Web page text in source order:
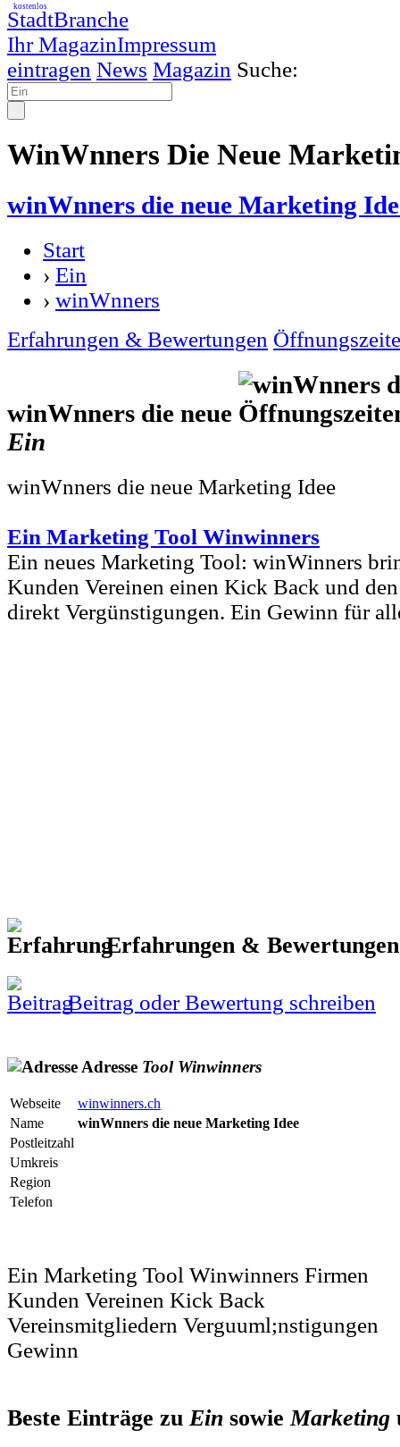
StadtBranche
Ihr MagazinImpressum
kostenlos
eintragen News Magazin Suche:
WinWnners Die Neue
winWnners die neue Marketing
Start
› Ein
› winWnners
Erfahrungen & Bewertungen
winWnners die neue
Ein
winWnners die neue Marketing Idee
Ein Marketing Tool Winwinners
Ein neues Marketing Tool: winWinners
Kunden Vereinen einen Kick Back und
direkt Vergünstigungen. Ein Gewinn für
Erfahrungen &
Beitrag oder Bewertung schreiben
Adresse Tool Winwinners
Webseite
winwinners.ch
Name
winWnners die neue Marketing Idee
Postleitzahl
Umkreis
Region
Telefon
Ein Marketing Tool Winwinners Firmen
Kunden Vereinen Kick Back
Vereinsmitgliedern Verguuml;nstigungen
Gewinn
Beste Einträge zuEin sowieMarketing